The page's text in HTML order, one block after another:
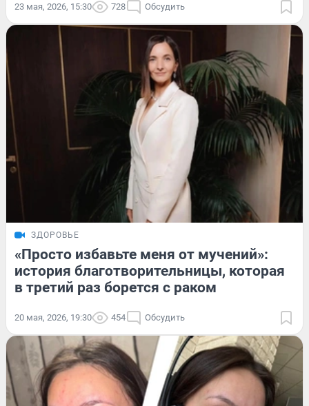
23 мая, 2026, 15:30 728 Обсудить
ЗДОРОВЬЕ
«Просто избавьте меня от мучений»:
история благотворительницы, которая
в третий раз борется с раком
20 мая, 2026, 19:30 454 Обсудить